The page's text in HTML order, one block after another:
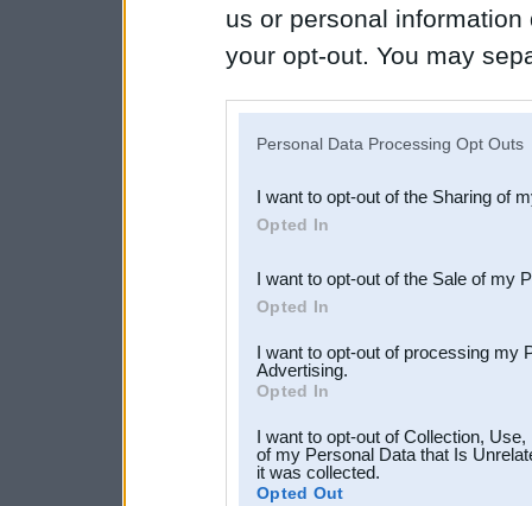
us or personal
your opt-out. You may
Downstream Participants
third parties.
Personal Data Processing Opt Outs
I want to opt-out of the Sharing of
Opted In
I want to opt-out of the Sale of my
Opted In
I want to opt-out of processing my
Advertising.
Opted In
I want to opt-out of Collection,
of my Personal Data that Is
it was collected.
Opted Out